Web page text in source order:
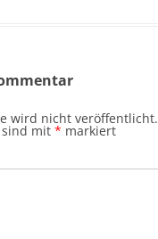
wird nicht veröffentlicht.
mit * markiert